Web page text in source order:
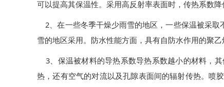
可以提高其保温性。采用高反射率表面时，传热系数降
2 、在一些冬季干燥少雨雪的地区，一些保温被采
雪的地区采用。防水性能方面，具有自防水作用的聚
3 、保温被材料的导热系数导热系数越小的材料，
热，还有空气的对流以及孔隙表面间的辐射传热。喷